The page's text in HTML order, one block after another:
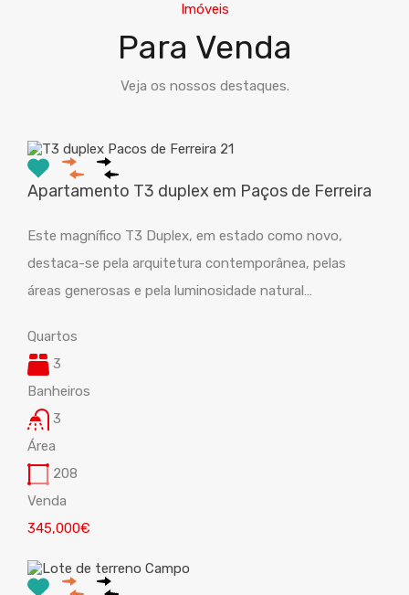
Imóveis
Para Venda
Veja os nossos destaques.
Apartamento T3 duplex em Paços de Ferreira
Este magnífico T3 Duplex, em estado como novo,
destaca-se pela arquitetura contemporânea, pelas
áreas generosas e pela luminosidade natural…
Quartos
3
Banheiros
3
Área
208
Venda
345,000€